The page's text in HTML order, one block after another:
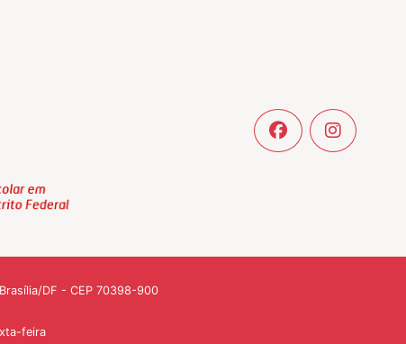
DF - CEP 70398-900
feira